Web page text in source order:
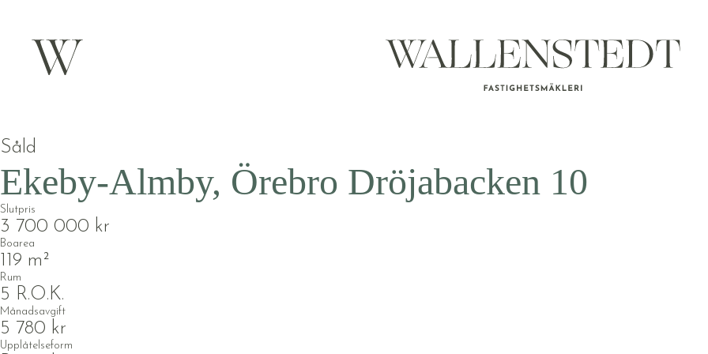
Såld
Ekeby-Almby, Örebro Dröjabacken 10
Slutpris
3 700 000 kr
Boarea
119 m²
Rum
5 R.O.K.
Månadsavgift
5 780 kr
Upplåtelseform